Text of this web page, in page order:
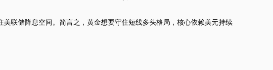
联储降息空间。简言之，黄金想要守住短线多头格局，核心依赖美元持续